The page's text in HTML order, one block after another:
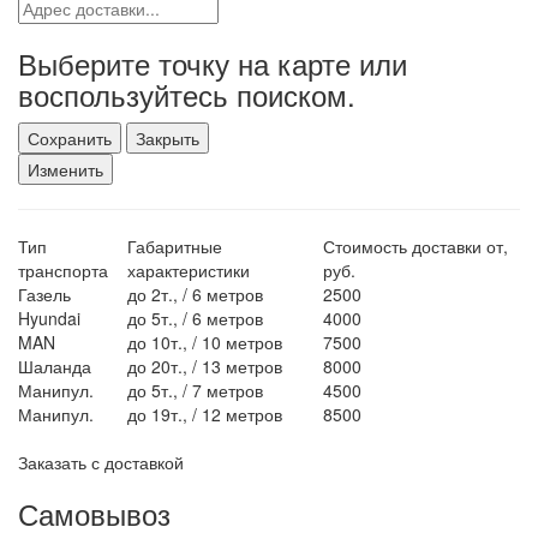
Выберите точку на карте или
воспользуйтесь поиском.
Сохранить
Закрыть
Изменить
Тип
транспорта
Габаритные
характеристики
Стоимость доставки от,
руб.
Газель
до 2т., / 6 метров
2500
Hyundai
до 5т., / 6 метров
4000
MAN
до 10т., / 10 метров
7500
Шаланда
до 20т., / 13 метров
8000
Манипул.
до 5т., / 7 метров
4500
Манипул.
до 19т., / 12 метров
8500
Заказать с доставкой
Самовывоз